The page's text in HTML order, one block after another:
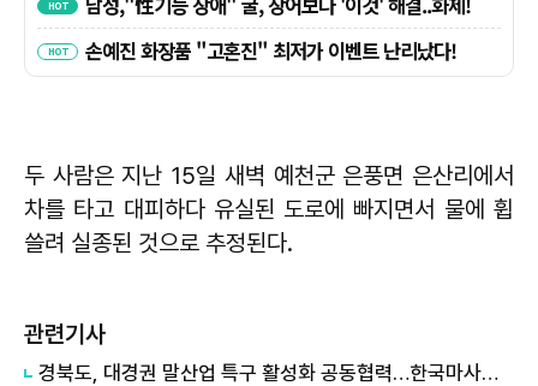
두 사람은 지난 15일 새벽 예천군 은풍면 은산리에서
차를 타고 대피하다 유실된 도로에 빠지면서 물에 휩
쓸려 실종된 것으로 추정된다.
관련기사
경북도, 대경권 말산업 특구 활성화 공동협력…한국마사회 영천 유치 힘 모아